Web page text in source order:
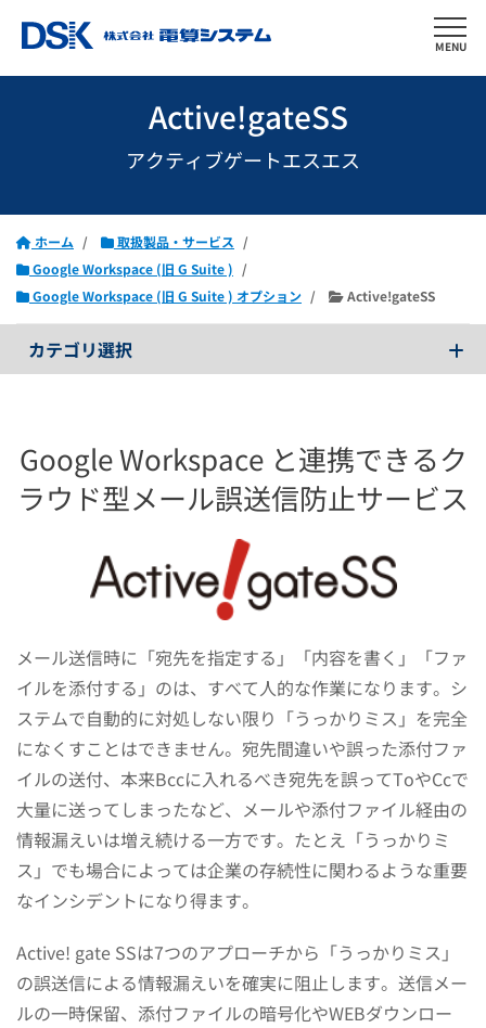
MENU
Active!gateSS
アクティブゲートエスエス
ホーム
取扱製品・サービス
Google Workspace (旧 G Suite )
Google Workspace (旧 G Suite ) オプション
Active!gateSS
カテゴリ選択
Google Workspace と連携できるク
ラウド型メール誤送信防止サービス
メール送信時に「宛先を指定する」「内容を書く」「ファ
イルを添付する」のは、すべて人的な作業になります。シ
ステムで自動的に対処しない限り「うっかりミス」を完全
になくすことはできません。 宛先間違いや誤った添付ファ
イルの送付、本来Bccに入れるべき宛先を誤ってToやCcで
大量に送ってしまったなど、メールや添付ファイル経由の
情報漏えいは増え続ける一方です。たとえ「うっかりミ
ス」でも場合によっては企業の存続性に関わるような重要
なインシデントになり得ます。
Active! gate SSは7つのアプローチから「うっかりミス」
の誤送信による情報漏えいを確実に阻止します。 送信メー
ルの一時保留、添付ファイルの暗号化やWEBダウンロー